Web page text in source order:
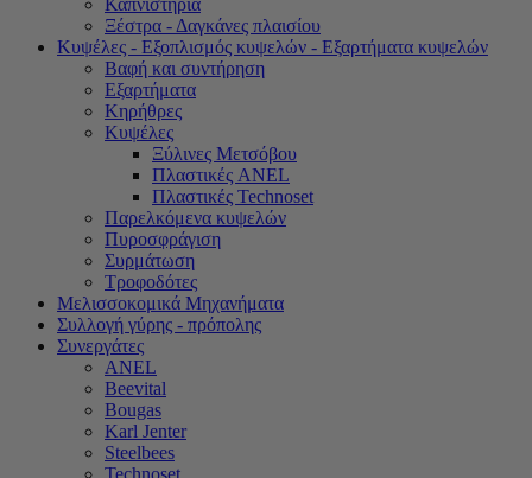
Καπνιστήρια
Ξέστρα - Δαγκάνες πλαισίου
Κυψέλες - Εξοπλισμός κυψελών - Εξαρτήματα κυψελών
Βαφή και συντήρηση
Εξαρτήματα
Κηρήθρες
Κυψέλες
Ξύλινες Μετσόβου
Πλαστικές ANEL
Πλαστικές Technoset
Παρελκόμενα κυψελών
Πυροσφράγιση
Συρμάτωση
Τροφοδότες
Μελισσοκομικά Μηχανήματα
Συλλογή γύρης - πρόπολης
Συνεργάτες
ANEL
Beevital
Bougas
Karl Jenter
Steelbees